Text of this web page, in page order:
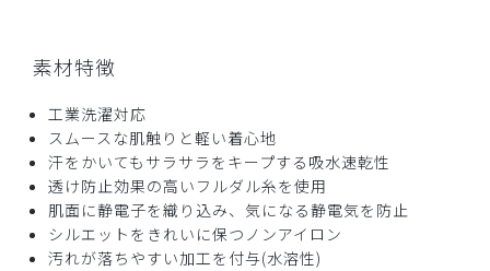
素材特徴
工業洗濯対応
スムースな肌触りと軽い着心地
汗をかいてもサラサラをキープする吸水速乾性
透け防止効果の高いフルダル糸を使用
肌面に静電子を織り込み、気になる静電気を防止
シルエットをきれいに保つノンアイロン
汚れが落ちやすい加工を付与(水溶性)